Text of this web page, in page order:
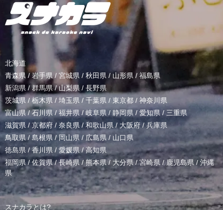
北海道
青森県 / 岩手県/ 宮城県 / 秋田県 / 山形県/ 福島県
新潟県 /群馬県/山梨県 / 長野県
茨城県 / 栃木県 / 埼玉県 / 千葉県 / 東京都 / 神奈川県
富山県 /石川県/福井県/岐阜県 / 静岡県 / 愛知県 / 三重県
滋賀県 / 京都府 / 奈良県 / 和歌山県/ 大阪府 /兵庫県
鳥取県/ 島根県 /岡山県/ 広島県 / 山口県
徳島県 /香川県 / 愛媛県/高知県
福岡県/佐賀県/長崎県 /熊本県/ 大分県/宮崎県 /鹿児島県 / 沖縄
県
スナカラとは?